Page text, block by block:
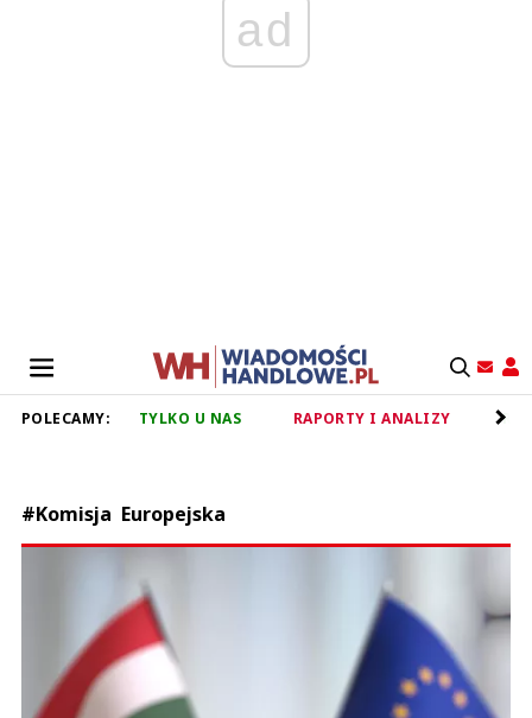
ad
POLECAMY: TYLKO U NAS RAPORTY I ANALIZY
#Komisja Europejska